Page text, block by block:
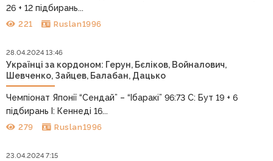
26 + 12 підбирань...
221 Ruslan1996
28.04.2024 13:46
Українці за кордоном: Герун, Бєліков, Войналович,
Шевченко, Зайцев, Балабан, Дацько
Чемпіонат Японії “Сендай” – “Ібаракі” 96:73 С: Бут 19 + 6
підбирань І: Кеннеді 16...
279 Ruslan1996
23.04.2024 7:15